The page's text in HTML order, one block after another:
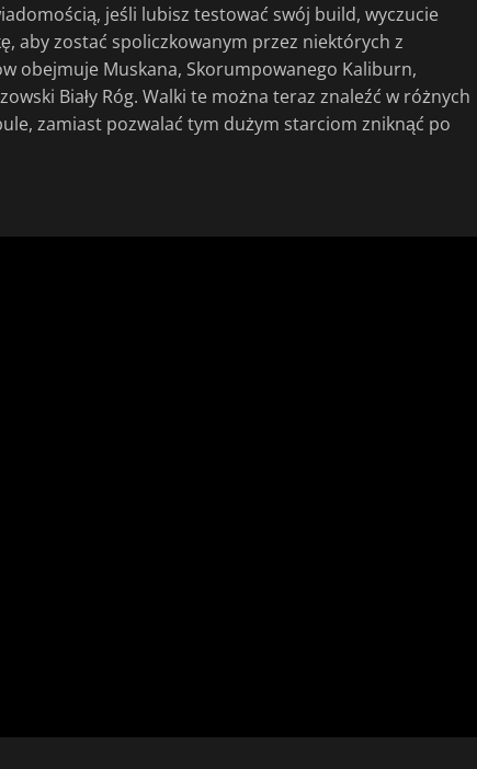
jeśli lubisz testować swój build, wyczucie
aby zostać spoliczkowanym przez niektórych z
obejmuje Muskana, Skorumpowanego Kaliburn,
Biały Róg. Walki te można teraz znaleźć w różnych
zamiast pozwalać tym dużym starciom zniknąć po